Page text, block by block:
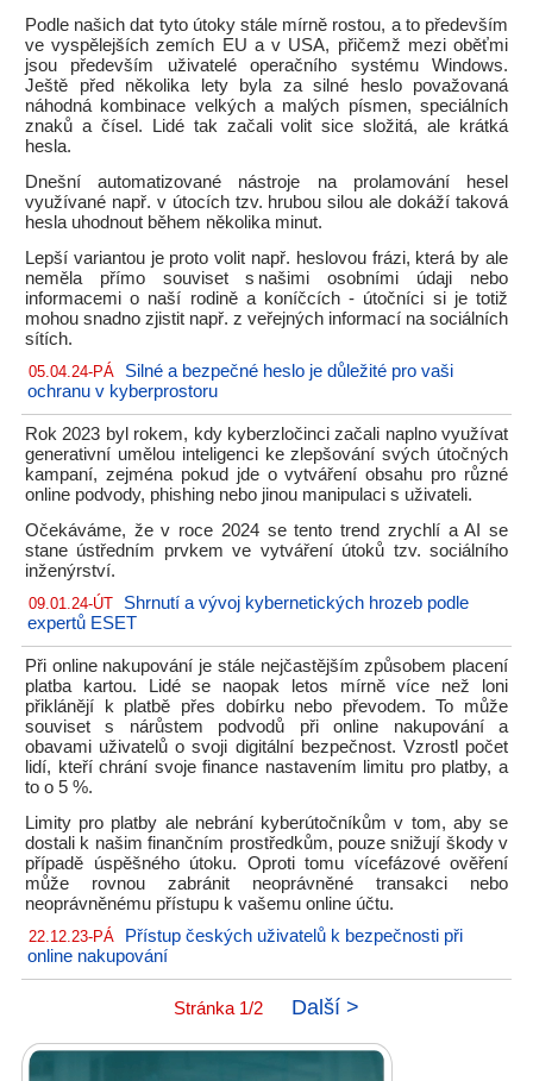
Podle našich dat tyto útoky stále mírně rostou, a to především
ve vyspělejších zemích EU a v USA, přičemž mezi oběťmi
jsou především uživatelé operačního systému Windows.
Ještě před několika lety byla za silné heslo považovaná
náhodná kombinace velkých a malých písmen, speciálních
znaků a čísel. Lidé tak začali volit sice složitá, ale krátká
hesla.
Dnešní automatizované nástroje na prolamování hesel
využívané např. v útocích tzv. hrubou silou ale dokáží taková
hesla uhodnout během několika minut.
Lepší variantou je proto volit např. heslovou frázi, která by ale
neměla přímo souviset s našimi osobními údaji nebo
informacemi o naší rodině a koníčcích - útočníci si je totiž
mohou snadno zjistit např. z veřejných informací na sociálních
sítích.
05.04.24-PÁ
Silné a bezpečné heslo je důležité pro vaši
ochranu v kyberprostoru
Rok 2023 byl rokem, kdy kyberzločinci začali naplno využívat
generativní umělou inteligenci ke zlepšování svých útočných
kampaní, zejména pokud jde o vytváření obsahu pro různé
online podvody, phishing nebo jinou manipulaci s uživateli.
Očekáváme, že v roce 2024 se tento trend zrychlí a AI se
stane ústředním prvkem ve vytváření útoků tzv. sociálního
inženýrství.
09.01.24-ÚT
Shrnutí a vývoj kybernetických hrozeb podle
expertů ESET
Při online nakupování je stále nejčastějším způsobem placení
platba kartou. Lidé se naopak letos mírně více než loni
přiklánějí k platbě přes dobírku nebo převodem. To může
souviset s nárůstem podvodů při online nakupování a
obavami uživatelů o svoji digitální bezpečnost. Vzrostl počet
lidí, kteří chrání svoje finance nastavením limitu pro platby, a
to o 5 %.
Limity pro platby ale nebrání kyberútočníkům v tom, aby se
dostali k našim finančním prostředkům, pouze snižují škody v
případě úspěšného útoku. Oproti tomu vícefázové ověření
může rovnou zabránit neoprávněné transakci nebo
neoprávněnému přístupu k vašemu online účtu.
22.12.23-PÁ
Přístup českých uživatelů k bezpečnosti při
online nakupování
Stránka 1/2 Další >